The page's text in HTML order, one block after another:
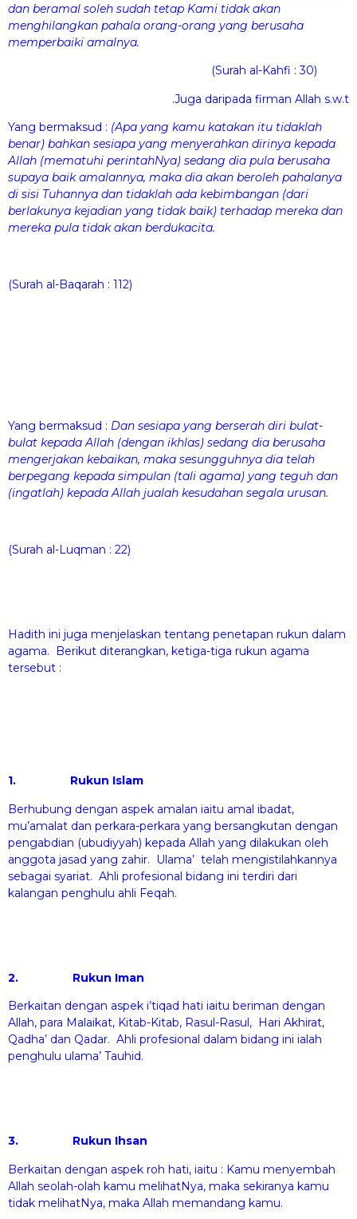
dan beramal soleh sudah tetap Kami tidak akan
menghilangkan pahala orang-orang yang berusaha
memperbaiki amalnya.
(Surah al-Kahfi : 30)
Juga daripada firman Allah s.w.t.
Yang bermaksud : (Apa yang kamu katakan itu tidaklah
benar) bahkan sesiapa yang menyerahkan dirinya kepada
Allah (mematuhi perintahNya) sedang dia pula berusaha
supaya baik amalannya, maka dia akan beroleh pahalanya
di sisi Tuhannya dan tidaklah ada kebimbangan (dari
berlakunya kejadian yang tidak baik) terhadap mereka dan
mereka pula tidak akan berdukacita.
(Surah al-Baqarah : 112)
Yang bermaksud : Dan sesiapa yang berserah diri bulat-
bulat kepada Allah (dengan ikhlas) sedang dia berusaha
mengerjakan kebaikan, maka sesungguhnya dia telah
berpegang kepada simpulan (tali agama) yang teguh dan
(ingatlah) kepada Allah jualah kesudahan segala urusan.
(Surah al-Luqman : 22)
Hadith ini juga menjelaskan tentang penetapan rukun dalam
agama. Berikut diterangkan, ketiga-tiga rukun agama
tersebut :
1. Rukun Islam
Berhubung dengan aspek amalan iaitu amal ibadat,
mu’amalat dan perkara-perkara yang bersangkutan dengan
pengabdian (ubudiyyah) kepada Allah yang dilakukan oleh
anggota jasad yang zahir. Ulama’ telah mengistilahkannya
sebagai syariat. Ahli profesional bidang ini terdiri dari
kalangan penghulu ahli Feqah.
2. Rukun Iman
Berkaitan dengan aspek i’tiqad hati iaitu beriman dengan
Allah, para Malaikat, Kitab-Kitab, Rasul-Rasul, Hari Akhirat,
Qadha’ dan Qadar. Ahli profesional dalam bidang ini ialah
penghulu ulama’ Tauhid.
3. Rukun Ihsan
Berkaitan dengan aspek roh hati, iaitu : Kamu menyembah
Allah seolah-olah kamu melihatNya, maka sekiranya kamu
tidak melihatNya, maka Allah memandang kamu.